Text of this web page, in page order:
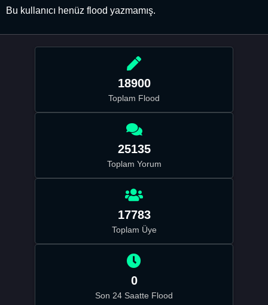
Bu kullanıcı henüz flood yazmamış.
18900
Toplam Flood
25135
Toplam Yorum
17783
Toplam Üye
0
Son 24 Saatte Flood